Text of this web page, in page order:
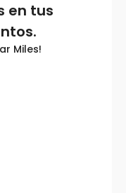
en tus
Miles!